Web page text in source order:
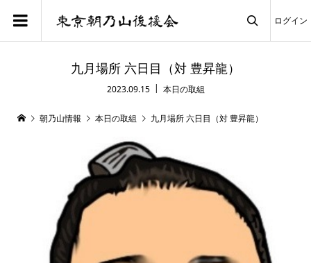
ログイン
九月場所 六日目（対 豊昇龍）
2023.09.15 本日の取組
朝乃山情報 本日の取組 九月場所 六日目（対 豊昇龍）